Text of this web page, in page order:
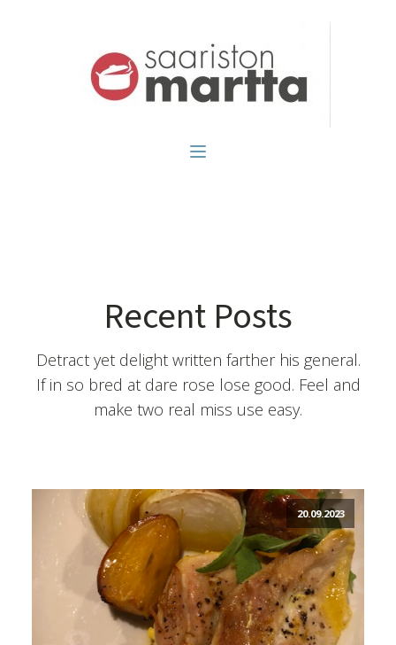
Recent Posts
Detract yet delight written farther his general.
If in so bred at dare rose lose good. Feel and
make two real miss use easy.
20.09.2023